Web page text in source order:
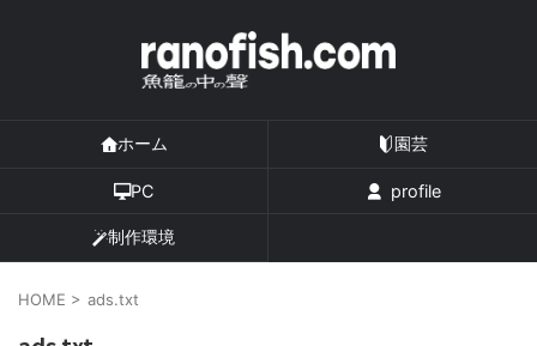
ホーム 園芸
PC profile
制作環境
HOME > ads.txt